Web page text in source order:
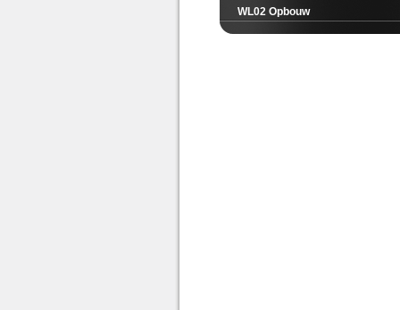
WL02 Opbouw